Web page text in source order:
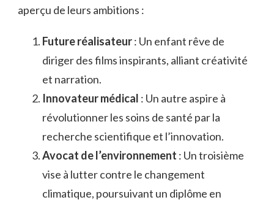
aperçu de leurs ambitions :
Future réalisateur: Un enfant rêve de
diriger des films inspirants, alliant créativité
et narration.
Innovateur médical : Un autre aspire à
révolutionner les soins de santé par la
recherche scientifique et l’innovation.
Avocat de l’environnement : Un troisième
vise à lutter contre le changement
climatique, poursuivant un diplôme en